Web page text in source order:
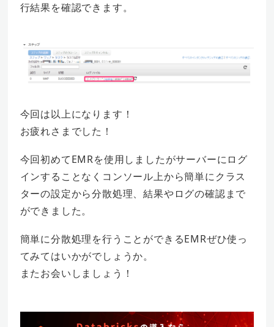
行結果を確認できます。
今回は以上になります！
お疲れさまでした！
今回初めてEMRを使用しましたがサーバーにログ
インすることなくコンソール上から簡単にクラス
ターの設定から分散処理、結果やログの確認まで
ができました。
簡単に分散処理を行うことができるEMRぜひ使っ
てみてはいかがでしょうか。
またお会いしましょう！